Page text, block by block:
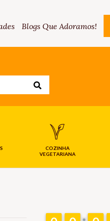
Blogs Que Adoramos!
COZINHA
VEGETARIANA